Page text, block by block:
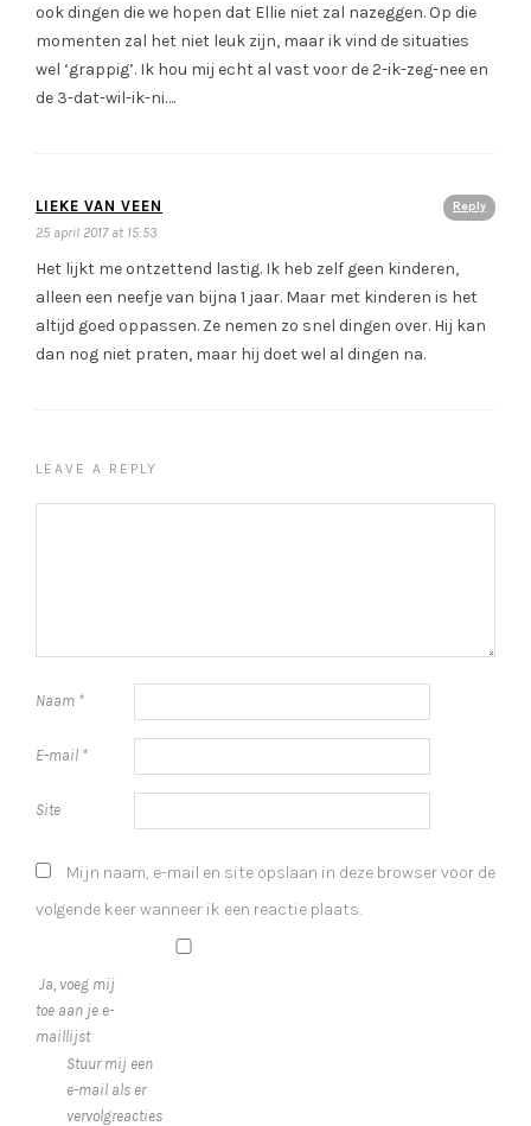
ook dingen die we hopen dat Ellie niet zal nazeggen. Op die
momenten zal het niet leuk zijn, maar ik vind de situaties
wel ‘grappig’. Ik hou mij echt al vast voor de 2-ik-zeg-nee en
de 3-dat-wil-ik-ni….
Reply
LIEKE VAN VEEN
25 april 2017 at 15:53
Het lijkt me ontzettend lastig. Ik heb zelf geen kinderen,
alleen een neefje van bijna 1 jaar. Maar met kinderen is het
altijd goed oppassen. Ze nemen zo snel dingen over. Hij kan
dan nog niet praten, maar hij doet wel al dingen na.
LEAVE A REPLY
Naam *
E-mail *
Site
Mijn naam, e-mail en site opslaan in deze browser voor de
volgende keer wanneer ik een reactie plaats.
Ja, voeg mij
toe aan je e-
maillijst
Stuur mij een
e-mail als er
vervolgreacties